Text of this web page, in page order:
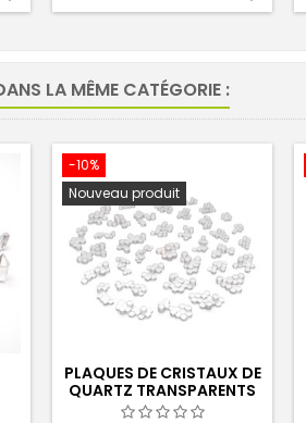
LA MÊME CATÉGORIE :
-10%
Nouveau produit
PLAQUES DE CRISTAUX DE
QUARTZ TRANSPARENTS